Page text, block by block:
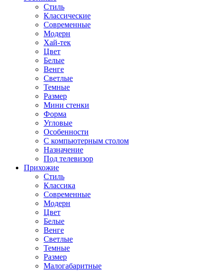
Стиль
Классические
Современные
Модерн
Хай-тек
Цвет
Белые
Венге
Светлые
Темные
Размер
Мини стенки
Форма
Угловые
Особенности
С компьютерным столом
Назначение
Под телевизор
Прихожие
Стиль
Классика
Современные
Модерн
Цвет
Белые
Венге
Светлые
Темные
Размер
Малогабаритные